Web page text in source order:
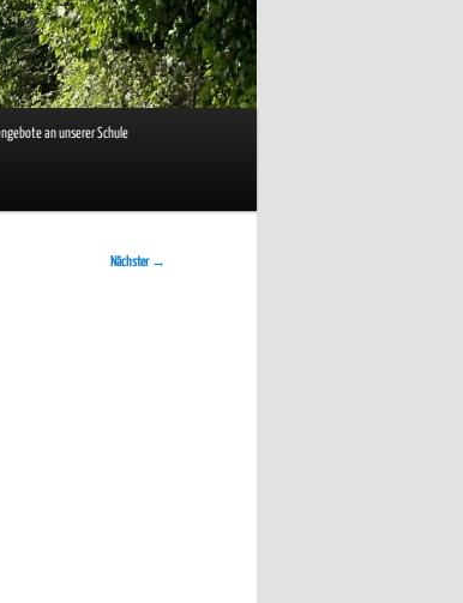
an unserer Schule
Nächster →